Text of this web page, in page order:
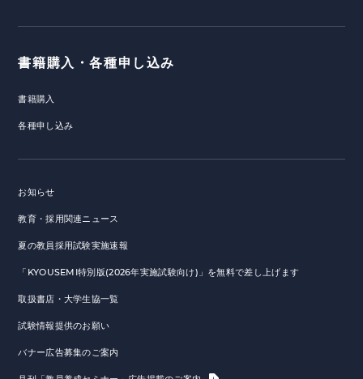
書籍購入・各種申し込み
書籍購入
各種申し込み
お知らせ
教育・採用関連ニュース
夏の教員採用試験実施速報
「KYOUSEMI特別版(2026年実施試験向け)」を無料で差し上げます
取扱書店・大学生協一覧
試験情報提供のお願い
バナー広告募集のご案内